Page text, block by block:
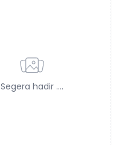
Segera hadir ....